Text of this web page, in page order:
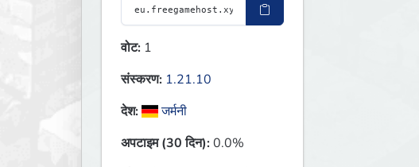
वोट: 1
संस्करण: 1.21.10
देश:
जर्मनी
अपटाइम (30 दिन):0.0%